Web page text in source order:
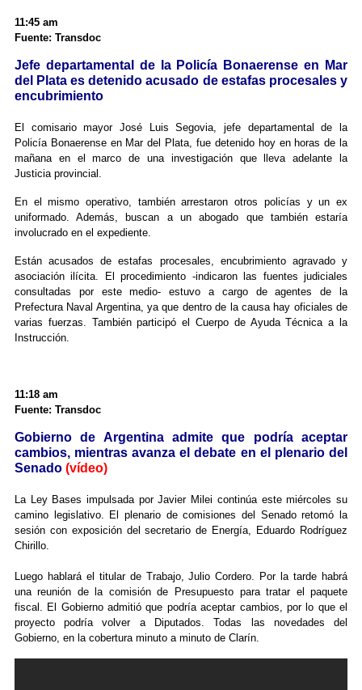
11:45 am
Fuente: Transdoc
Jefe departamental de la Policía Bonaerense en Mar
del Plata es detenido acusado de estafas procesales y
encubrimiento
El comisario mayor José Luis Segovia, jefe departamental de la
Policía Bonaerense en Mar del Plata, fue detenido hoy en horas de la
mañana en el marco de una investigación que lleva adelante la
Justicia provincial.
En el mismo operativo, también arrestaron otros policías y un ex
uniformado. Además, buscan a un abogado que también estaría
involucrado en el expediente.
Están acusados de estafas procesales, encubrimiento agravado y
asociación ilícita. El procedimiento -indicaron las fuentes judiciales
consultadas por este medio- estuvo a cargo de agentes de la
Prefectura Naval Argentina, ya que dentro de la causa hay oficiales de
varias fuerzas. También participó el Cuerpo de Ayuda Técnica a la
Instrucción.
11:18 am
Fuente: Transdoc
Gobierno de Argentina admite que podría aceptar
cambios, mientras avanza el debate en el plenario del
Senado (vídeo)
La Ley Bases impulsada por Javier Milei continúa este miércoles su
camino legislativo. El plenario de comisiones del Senado retomó la
sesión con exposición del secretario de Energía, Eduardo Rodríguez
Chirillo.
Luego hablará el titular de Trabajo, Julio Cordero. Por la tarde habrá
una reunión de la comisión de Presupuesto para tratar el paquete
fiscal. El Gobierno admitió que podría aceptar cambios, por lo que el
proyecto podría volver a Diputados. Todas las novedades del
Gobierno, en la cobertura minuto a minuto de Clarín.